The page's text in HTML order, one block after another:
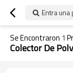
Entra
Se Encontraron 1
Colector De